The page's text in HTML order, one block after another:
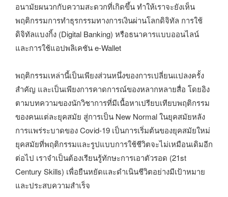
อนามัยผนวกกับความสะดวกที่เกิดขึ้น ทำให้เราจะยังเห็น
พฤติกรรมการทำธุรกรรมทางการเงินผ่านโลกดิจิทัล การใช้
ดิจิทัลแบงกิ้ง (Digital Banking) หรือธนาคารแบบออนไลน์
และการใช้แอปพลิเคชัน e-Wallet
พฤติกรรมเหล่านี้เป็นเพียงส่วนหนึ่งของการเปลี่ยนแปลงครั้ง
สำคัญ และเป็นเพียงการคาดการณ์ของหลากหลายสื่อ โดยอิง
ตามบทความของนักวิชาการที่มีเนื้อหาเปรียบเทียบพฤติกรรม
ของคนแต่ละยุคสมัย สู่การเป็น New Normal ในยุคสมัยหลัง
การแพร่ระบาดของ Covid-19 เป็นการเริ่มต้นของยุคสมัยใหม่
ยุคสมัยที่พฤติกรรมและรูปแบบการใช้ชีวิตจะไม่เหมือนเดิมอีก
ต่อไป เราจำเป็นต้องเรียนรู้ทักษะการเอาตัวรอด (21st
Century Skills) เพื่อยืนหยัดและดำเนินชีวิตอย่างมีเป้าหมาย
และประสบความสำเร็จ